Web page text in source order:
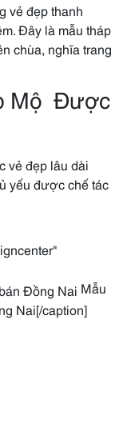
vẻ đẹp thanh
Đây là mẫu tháp
chùa, nghĩa trang
Mộ Được
vẻ đẹp lâu dài
yếu được chế tác
Mẫu
Nai[/caption]